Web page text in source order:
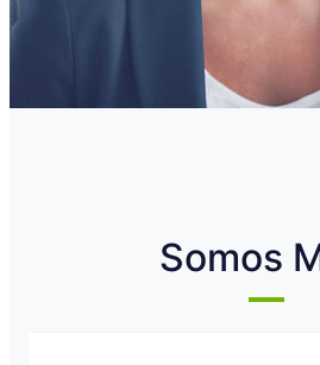
Somos